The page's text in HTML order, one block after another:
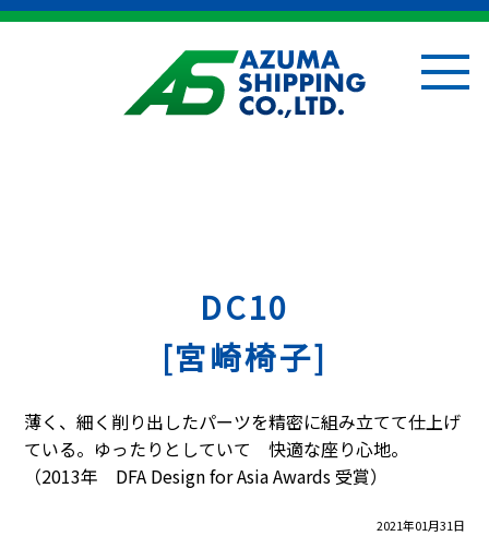
DC10
[宮崎椅子]
薄く、細く削り出したパーツを精密に組み立てて仕上げ
ている。ゆったりとしていて 快適な座り心地。
（2013年 DFA Design for Asia Awards 受賞）
2021年01月31日